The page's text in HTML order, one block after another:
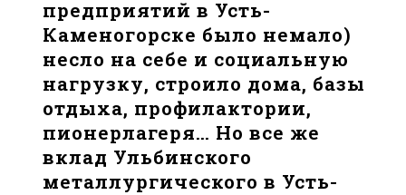
предприятий в Усть-
Каменогорске было немало)
несло на себе и социальную
нагрузку, строило дома, базы
отдыха, профилактории,
пионерлагеря… Но все же
вклад Ульбинского
металлургического в Усть-